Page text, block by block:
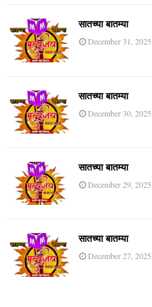
सातच्या बातम्या
December 31, 2025
सातच्या बातम्या
December 30, 2025
सातच्या बातम्या
December 29, 2025
सातच्या बातम्या
December 27, 2025